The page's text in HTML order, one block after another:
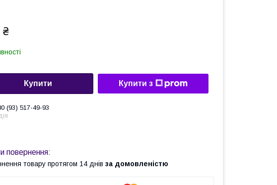
₴
Купити Купити з
(93) 517-49-93
товару протягом 14 днів за домовленістю